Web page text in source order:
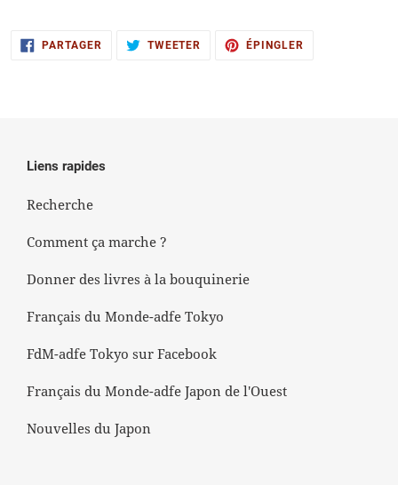
PARTAGER PARTAGERTWEETER TWEETERÉPINGLER
Liens rapides
Recherche
Comment ça marche ?
Donner des livres à la bouquinerie
Français du Monde-adfe Tokyo
FdM-adfe Tokyo sur Facebook
Français du Monde-adfe Japon de l'Ouest
Nouvelles du Japon